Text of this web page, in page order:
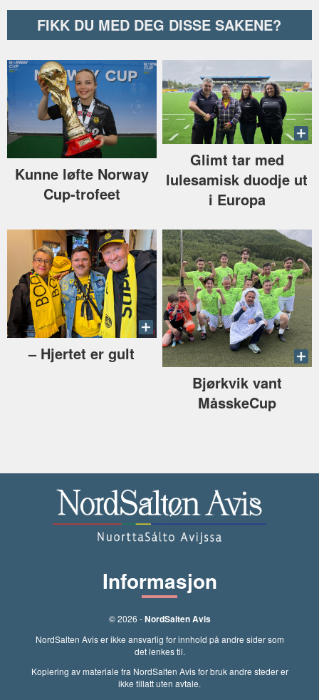
FIKK DU MED DEG DISSE SAKENE?
Kunne løfte Norway
Cup-trofeet
Glimt tar med
lulesamisk duodje ut
i Europa
–⁠ Hjertet er gult
Bjørkvik vant
MåsskeCup
Informasjon
© 2026 -NordSalten Avis
NordSalten Avis er ikke ansvarlig for innhold på andre sider som
det lenkes til.
Kopiering av materiale fra NordSalten Avis for bruk andre steder er
ikke tillatt uten avtale.